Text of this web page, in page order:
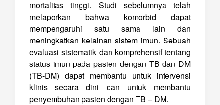
mortalitas tinggi. Studi sebelumnya telah
melaporkan bahwa komorbid dapat
mempengaruhi satu sama lain dan
meningkatkan kelainan sistem imun. Sebuah
evaluasi sistematik dan komprehensif tentang
status imun pada pasien dengan TB dan DM
(TB-DM) dapat membantu untuk intervensi
klinis secara dini dan untuk membantu
penyembuhan pasien dengan TB – DM.